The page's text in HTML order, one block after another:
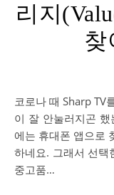
리지
찾
코로나 때 Sharp TV를 사서 지금까지 잘 보고 있었는데 리모컨
이 잘 안눌러지곤
에는 휴대폰 앱으로
하네요. 그래서 선택
중고품…